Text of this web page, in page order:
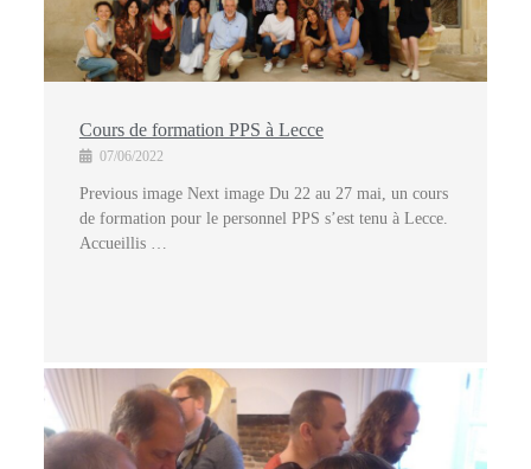
Cours de formation PPS à Lecce
07/06/2022
Previous image Next image Du 22 au 27 mai, un cours
de formation pour le personnel PPS s’est tenu à Lecce.
Accueillis …